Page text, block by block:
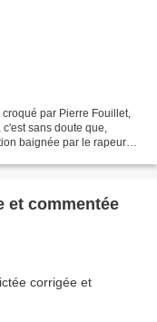
par Pierre Fouillet,
sans doute que,
baignée par le rapeur
et commentée